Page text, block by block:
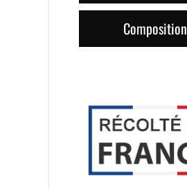
Composition